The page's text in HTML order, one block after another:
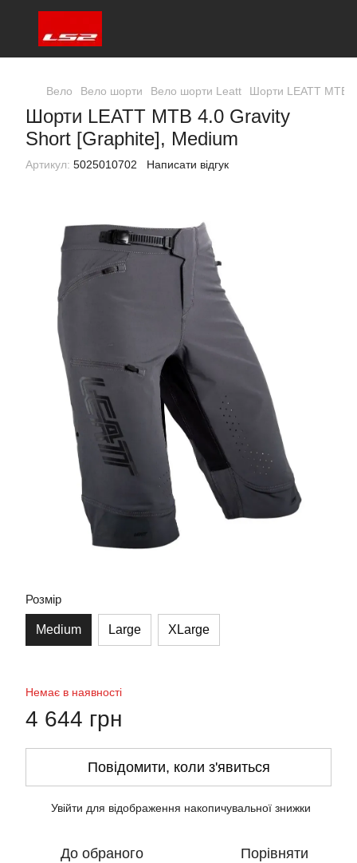
Вело Вело шорти Вело шорти Leatt Шорти LEATT MTB
Шорти LEATT MTB 4.0 Gravity
Short [Graphite], Medium
Артикул: 5025010702 Написати відгук
Розмір
Medium Large XLarge
Немає в наявності
4 644 грн
Повідомити, коли з'явиться
Увійти для відображення накопичувальної знижки
До обраного Порівняти